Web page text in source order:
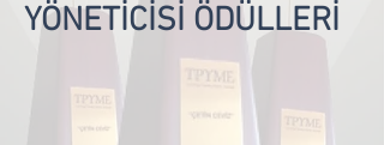
YÖNETİCİSİ ÖDÜLLERİ